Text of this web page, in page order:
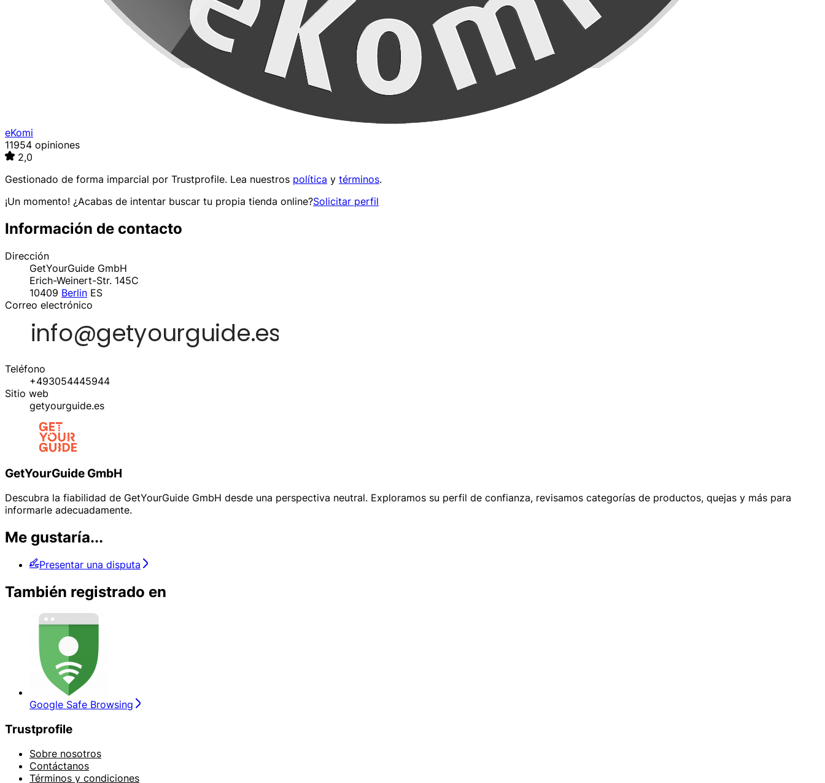
eKomi
11954 opiniones
2,0
Gestionado de forma imparcial por Trustprofile. Lea nuestros política y términos.
¡Un momento! ¿Acabas de intentar buscar tu propia tienda online?Solicitar perfil
Información de contacto
Dirección
GetYourGuide GmbH
Erich-Weinert-Str. 145C
10409 Berlin ES
Correo electrónico
Teléfono
+493054445944
Sitio web
getyourguide.es
GetYourGuide GmbH
Descubra la fiabilidad de GetYourGuide GmbH desde una perspectiva neutral. Exploramos su perfil de confianza, revisamos categorías de productos, quejas y más para
informarle adecuadamente.
Me gustaría...
Presentar una disputa
También registrado en
Google Safe Browsing
Trustprofile
Sobre nosotros
Contáctanos
Términos y condiciones